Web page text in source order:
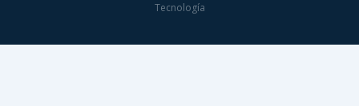
Tecnología